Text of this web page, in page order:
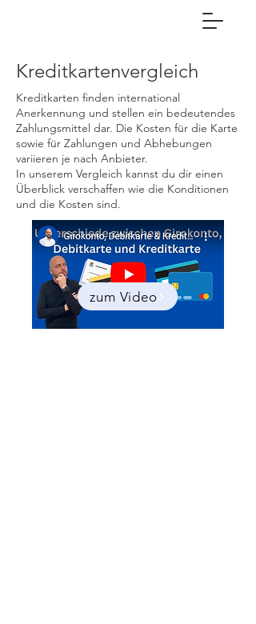
Kreditkartenvergleich
Kreditkarten finden international
Anerkennung und stellen ein bedeutendes
Zahlungsmittel dar. Die Kosten für die Karte
sowie für Zahlungen und Abhebungen
variieren je nach Anbieter.
In unserem Vergleich kannst du dir einen
Überblick verschaffen wie die Konditionen
und die Kosten sind.
zum Video